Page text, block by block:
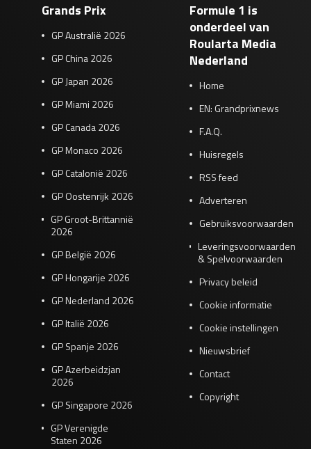
Grands Prix
GP Australië 2026
GP China 2026
GP Japan 2026
GP Miami 2026
GP Canada 2026
GP Monaco 2026
GP Catalonië 2026
GP Oostenrijk 2026
GP Groot-Brittannië
2026
GP België 2026
GP Hongarije 2026
GP Nederland 2026
GP Italië 2026
GP Spanje 2026
GP Azerbeidzjan
2026
GP Singapore 2026
GP Verenigde
Staten 2026
Formule 1 is
onderdeel van
Roularta Media
Nederland
Home
EN: Grandprixnews
F.A.Q.
Huisregels
RSS feed
Adverteren
Gebruiksvoorwaarden
Leveringsvoorwaarden
& Spelvoorwaarden
Privacy beleid
Cookie informatie
Cookie instellingen
Nieuwsbrief
Contact
Copyright